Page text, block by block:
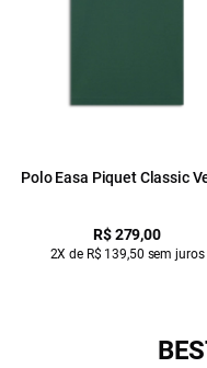
Polo Easa Piquet Classic
R$ 279,00
2X de R$ 139,50 sem juros